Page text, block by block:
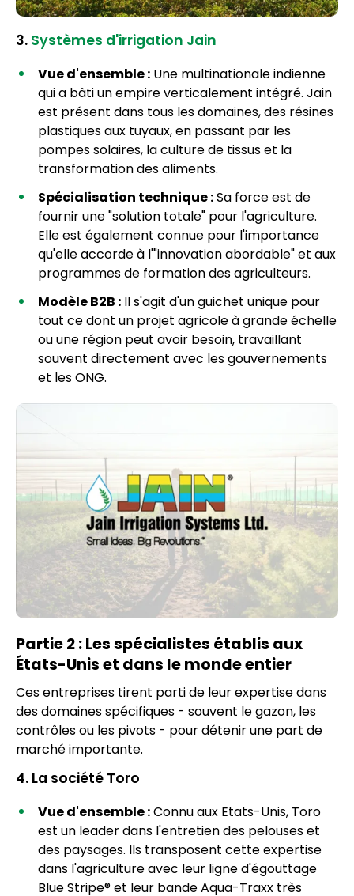
3. Systèmes d'irrigation Jain
Vue d'ensemble : Une multinationale indienne
qui a bâti un empire verticalement intégré. Jain
est présent dans tous les domaines, des résines
plastiques aux tuyaux, en passant par les
pompes solaires, la culture de tissus et la
transformation des aliments.
Spécialisation technique :Sa force est de
fournir une "solution totale" pour l'agriculture.
Elle est également connue pour l'importance
qu'elle accorde à l'"innovation abordable" et aux
programmes de formation des agriculteurs.
Modèle B2B : Il s'agit d'un guichet unique pour
tout ce dont un projet agricole à grande échelle
ou une région peut avoir besoin, travaillant
souvent directement avec les gouvernements
et les ONG.
Partie 2 : Les spécialistes établis aux
États-Unis et dans le monde entier
Ces entreprises tirent parti de leur expertise dans
des domaines spécifiques - souvent le gazon, les
contrôles ou les pivots - pour détenir une part de
marché importante.
4. La société Toro
Vue d'ensemble :Connu aux Etats-Unis, Toro
est un leader dans l'entretien des pelouses et
des paysages. Ils transposent cette expertise
dans l'agriculture avec leur ligne d'égouttage
Blue Stripe® et leur bande Aqua-Traxx très